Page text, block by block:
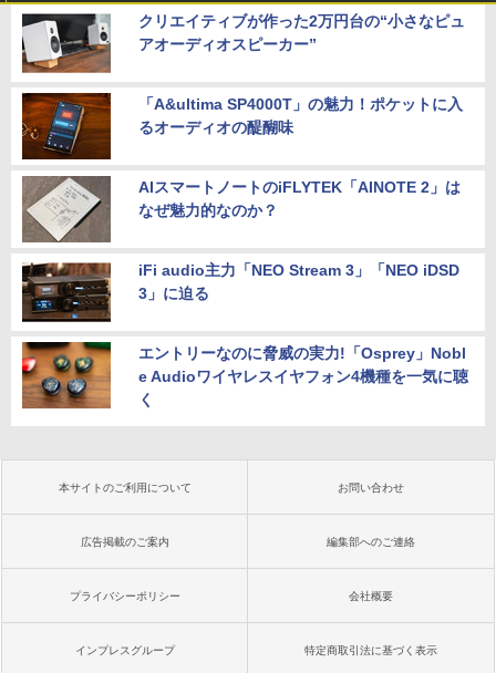
クリエイティブが作った2万円台の“小さなピュ
アオーディオスピーカー”
「A&ultima SP4000T」の魅力！ポケットに入
るオーディオの醍醐味
AIスマートノートのiFLYTEK「AINOTE 2」は
なぜ魅力的なのか？
iFi audio主力「NEO Stream 3」「NEO iDSD
3」に迫る
エントリーなのに脅威の実力!「Osprey」Nobl
e Audioワイヤレスイヤフォン4機種を一気に聴
く
本サイトのご利用について お問い合わせ
広告掲載のご案内 編集部へのご連絡
プライバシーポリシー 会社概要
インプレスグループ 特定商取引法に基づく表示